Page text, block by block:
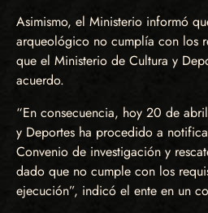
Asimismo, el Ministerio informó
arqueológico no cumplía con los
que el Ministerio de Cultura y
acuerdo.
“En consecuencia, hoy 20 de
y Deportes ha procedido a
Convenio de investigación y
dado que no cumple con los
ejecución”, indicó el ente en un